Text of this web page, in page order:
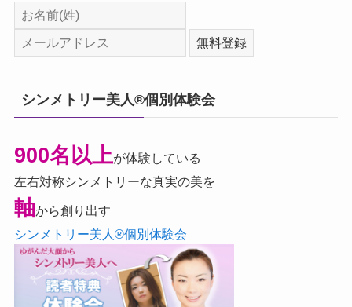
シンメトリー美人®個別体験会
900名以上が体験している
左右対称シンメトリーな真実の美を
軸から創り出す
シンメトリー美人®個別体験会